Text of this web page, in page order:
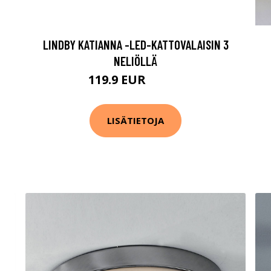
LINDBY KATIANNA -LED-KATTOVALAISIN 3
NELIÖLLÄ
119.9 EUR
LISÄTIETOJA